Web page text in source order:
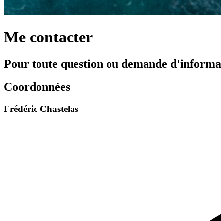
Me contacter
Pour toute question ou demande
Coordonnées
Frédéric Chastelas